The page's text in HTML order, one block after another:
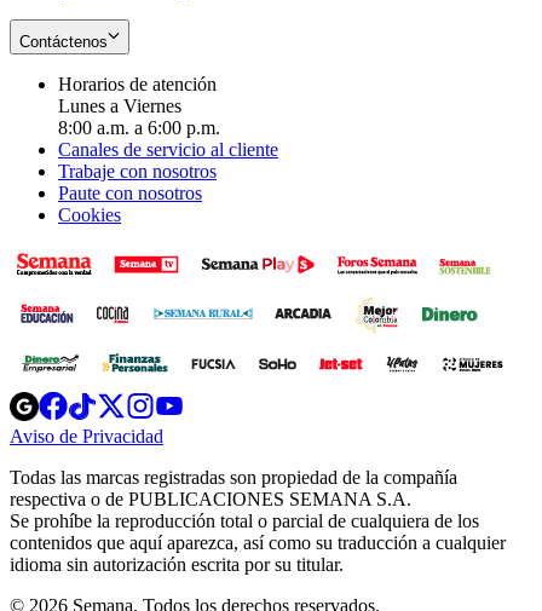
Contáctenos
Horarios de atención
Lunes a Viernes
8:00 a.m. a 6:00 p.m.
Canales de servicio al cliente
Trabaje con nosotros
Paute con nosotros
Cookies
Opens
in
new
Opens
in
new
Opens
in
new
window
Opens
new
windowwindow
Aviso de Privacidad
new
window
Todas las marcas registradas son propiedad de la compañía
respectiva o de PUBLICACIONES SEMANA S.A.
Se prohíbe la reproducción total o parcial de cualquiera de los
contenidos que aquí aparezca, así como su traducción a cualquier
idioma sin autorización escrita por su titular.
© 2026 Semana. Todos los derechos reservados.